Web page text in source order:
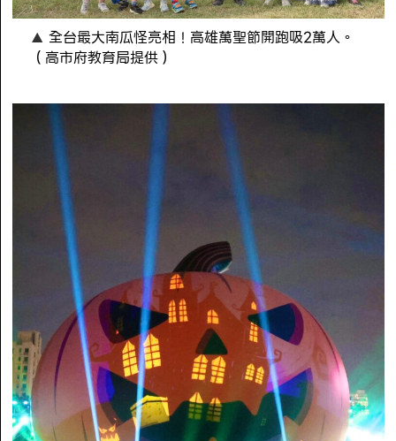
全台最大南瓜怪亮相！高雄萬聖節開跑吸2萬人。
（高市府教育局提供）